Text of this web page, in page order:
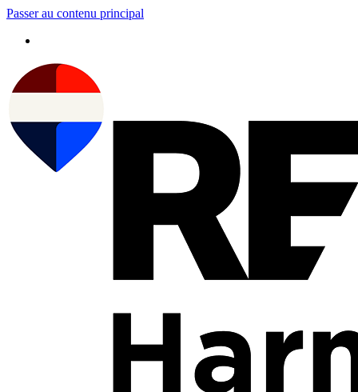
Passer au contenu principal